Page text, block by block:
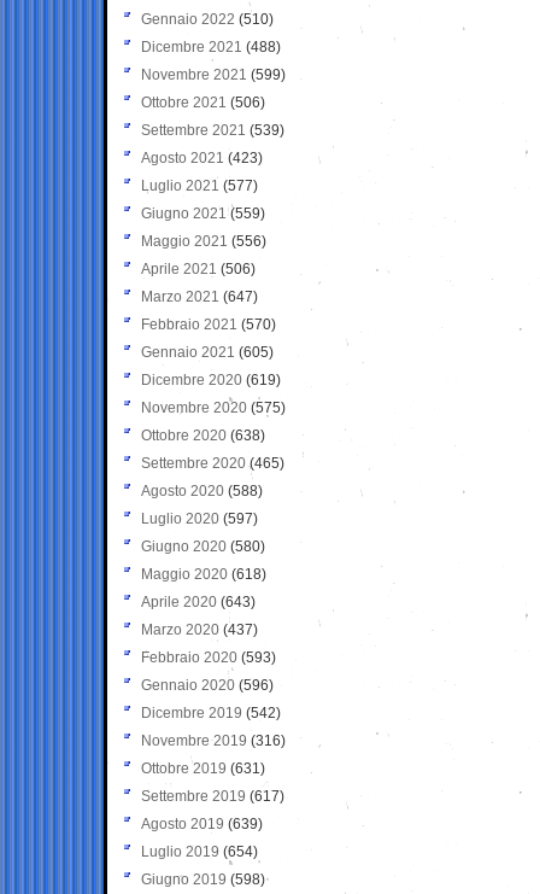
Gennaio 2022 (510)
Dicembre 2021 (488)
Novembre 2021 (599)
Ottobre 2021 (506)
Settembre 2021 (539)
Agosto 2021 (423)
Luglio 2021 (577)
Giugno 2021(559)
Maggio 2021 (556)
Aprile 2021 (506)
Marzo 2021 (647)
Febbraio 2021 (570)
Gennaio 2021 (605)
Dicembre 2020 (619)
Novembre 2020 (575)
Ottobre 2020 (638)
Settembre 2020(465)
Agosto 2020 (588)
Luglio 2020 (597)
Giugno 2020 (580)
Maggio 2020 (618)
Aprile 2020 (643)
Marzo 2020 (437)
Febbraio 2020 (593)
Gennaio 2020 (596)
Dicembre 2019 (542)
Novembre 2019 (316)
Ottobre 2019 (631)
Settembre 2019 (617)
Agosto 2019 (639)
Luglio 2019 (654)
Giugno 2019 (598)